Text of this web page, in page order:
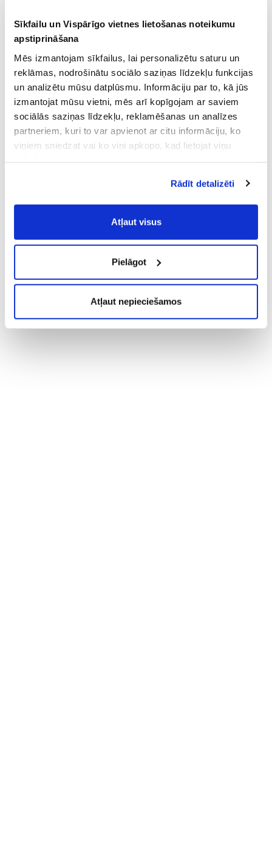
Sīkfailu un Vispārīgo vietnes lietošanas noteikumu
apstiprināšana
Mēs izmantojam sīkfailus, lai personalizētu saturu un
reklāmas, nodrošinātu sociālo saziņas līdzekļu funkcijas
un analizētu mūsu datplūsmu. Informāciju par to, kā jūs
izmantojat mūsu vietni, mēs arī kopīgojam ar saviem
sociālās saziņas līdzekļu, reklamēšanas un analīzes
partneriem, kuri to var apvienot ar citu informāciju, ko
viņiem sniedzat vai ko viņi apkopo, kad lietojat viņu
Vispārīgiem vietnes lietošanas
noteikumiem(saīsināti - VVLN).
Rādīt detalizēti
Atļaut visus
Pielāgot
Atļaut nepieciešamos